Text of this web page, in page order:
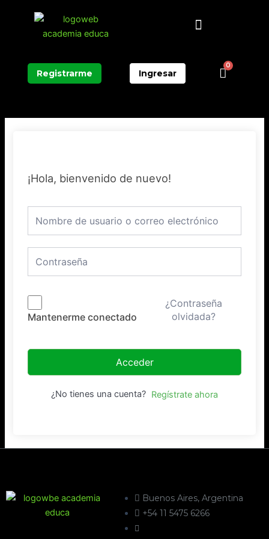
Menú
Registrarme Ingresar
0
¡Hola, bienvenido de nuevo!
Mantenerme conectado
¿Contraseña
olvidada?
Acceder
¿No tienes una cuenta? Regístrate ahora
Buenos Aires, Argentina
+54 11 5475 6266